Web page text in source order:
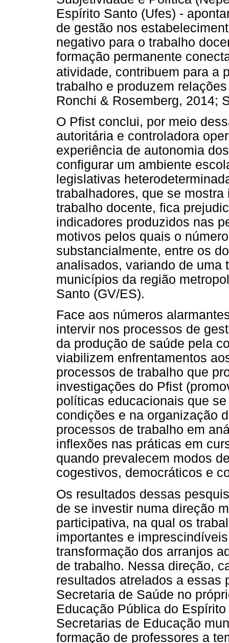
Espírito Santo (Ufes) -
de gestão nos
negativo para o trabalho
formação permanente
atividade, contribuem para a
trabalho e produzem
Ronchi & Rosemberg, 2014;
O Pfist conclui, por meio
autoritária e controladora
experiência de autonomia
configurar um ambiente
legislativas
trabalhadores, que se
trabalho docente, fica
indicadores produzidos nas
motivos pelos quais o
substancialmente, entre os
analisados, variando de uma
municípios da região
Santo (GV/ES).
Face aos números
intervir nos processos de
da produção de saúde pela
viabilizem enfrentamentos
processos de trabalho que
investigações do Pfist
políticas educacionais que
condições e na organização
processos de trabalho em
inflexões nas práticas em
quando prevalecem modos
cogestivos, democráticos e
Os resultados dessas
de se investir numa direção
participativa, na qual os
importantes e
transformação dos arranjos
de trabalho. Nessa direção,
resultados atrelados a essas
Secretaria de Saúde no
Educação Pública do
Secretarias de Educação
formação de professores a